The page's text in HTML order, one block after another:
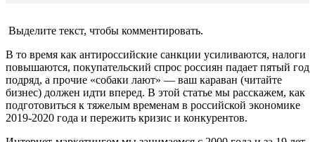
Выделите текст, чтобы комментировать.
В то время как антироссийские санкции усиливаются, налоги
повышаются, покупательский спрос россиян падает пятый год
подряд, а прочие «собаки лают» — ваш караван (читайте
бизнес) должен идти вперед. В этой статье мы расскажем, как
подготовиться к тяжелым временам в российской экономике
2019-2020 года и пережить кризис и конкурентов.